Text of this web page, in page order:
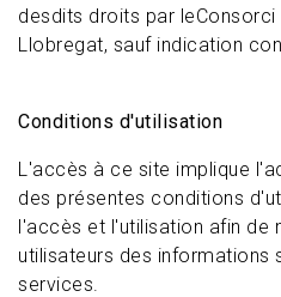
desdits droits par leConsorci
Llobregat, sauf indication
Conditions d'utilisation
L'accès à ce site implique
des présentes conditions
l'accès et l'utilisation afin de
utilisateurs des informations
services.